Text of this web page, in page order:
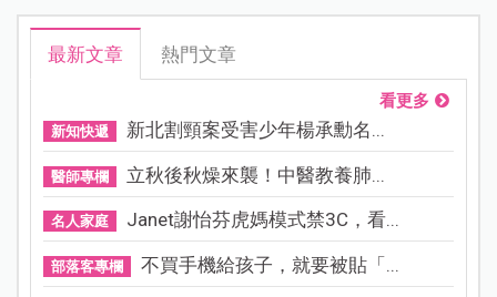
最新文章 熱門文章
看更多
新知快遞 新北割頸案受害少年楊承勳名...
醫師專欄 立秋後秋燥來襲！中醫教養肺...
名人家庭 Janet謝怡芬虎媽模式禁3C，看...
部落客專欄 不買手機給孩子，就要被貼「...